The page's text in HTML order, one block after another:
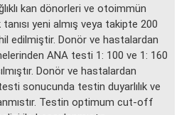
kan dönorleri ve otoimmün
yeni almış veya takipte 200
edilmiştir. Donör ve hastalardan
ANA testi 1: 100 ve 1: 160
Donör ve hastalardan
sonucunda testin duyarlılık ve
Testin optimum cut-off